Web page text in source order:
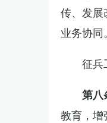
传、发展
业务协同。
征兵
第八
教育，增